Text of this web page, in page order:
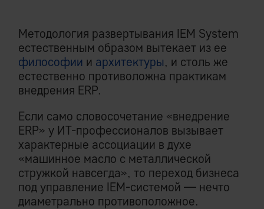
Методология развертывания IEM System
естественным образом вытекает из ее
философии и архитектуры, и столь же
естественно противоложна практикам
внедрения ERP.
Если само словосочетание «внедрение
ERP» у ИТ-профессионалов вызывает
характерные ассоциации в духе
«машинное масло с металлической
стружкой навсегда», то переход бизнеса
под управление IEM-системой — нечто
диаметрально противоположное.